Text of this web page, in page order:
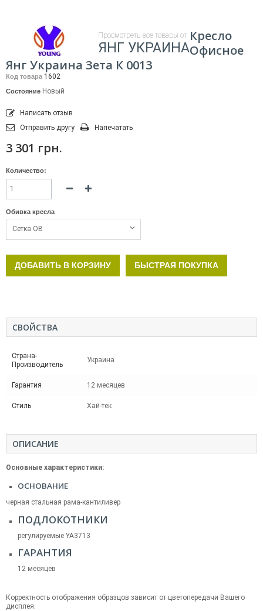
Просмотреть все товары от
ЯНГ УКРАИНА
Кресло
Офисное
Янг Украина Зета К 0013
Код товара 1602
Состояние Новый
Написать отзыв
Отправить другу
Напечатать
3 301 грн.
Количество:
Обивка кресла
Сетка ОВ
ДОБАВИТЬ В КОРЗИНУ БЫСТРАЯ ПОКУПКА
СВОЙСТВА
Страна-
Производитель
Украина
Гарантия 12 месяцев
Стиль Хай-тек
ОПИСАНИЕ
Основные характеристики:
ОСНОВАНИЕ
черная стальная рама-кантиливер
ПОДЛОКОТНИКИ
регулируемые YA3713
ГАРАНТИЯ
12 месяцев
Корректность отображения образцов зависит от цветопередачи Вашего
дисплея.